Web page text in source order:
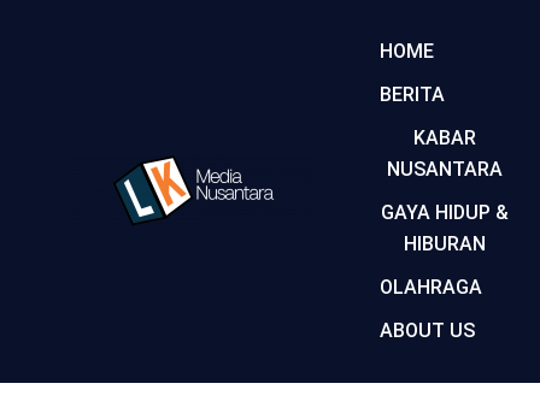
HOME
BERITA
KABAR
NUSANTARA
GAYA HIDUP &
HIBURAN
OLAHRAGA
ABOUT US